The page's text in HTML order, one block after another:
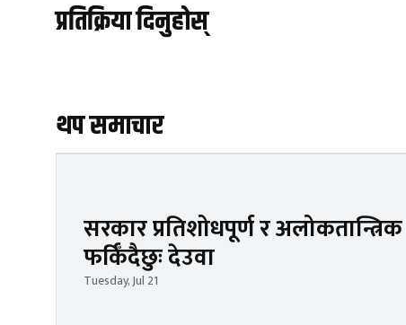
प्रतिक्रिया दिनुहोस्
थप समाचार
सरकार प्रतिशोधपूर्ण र
फर्किँदैछुः देउवा
Tuesday, Jul 21